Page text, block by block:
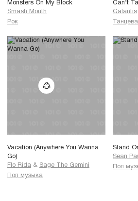
Monsters On My Block
Smash Mouth
Рок
Can’t
Galantis
Vacation (Anywhere You Wanna
Go)
Flo Rida & Sage The Gemini
Поп музыка
Stand
Sean
Поп